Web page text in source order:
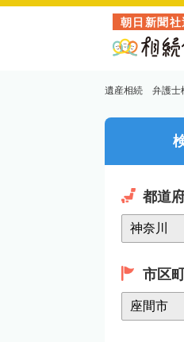
朝日新聞社
遺産相続 弁護士
都道
市区